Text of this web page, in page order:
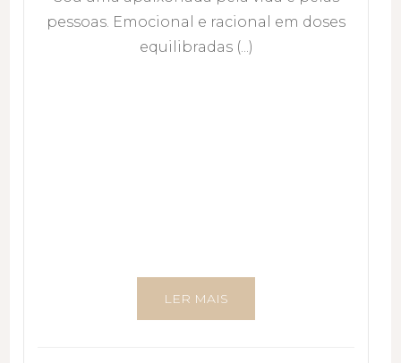
pessoas. Emocional e racional em doses
equilibradas (...)
LER MAIS